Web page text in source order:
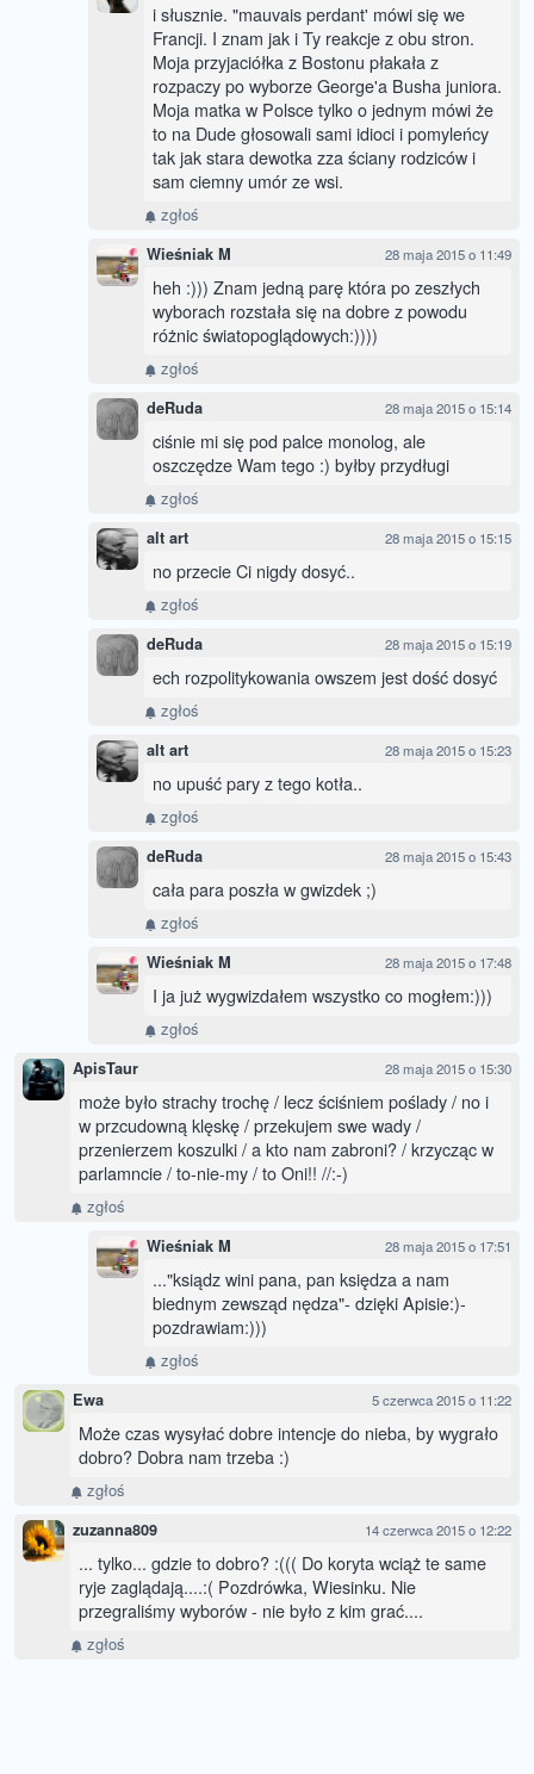
i słusznie. "mauvais perdant' mówi się we
Francji. I znam jak i Ty reakcje z obu stron.
Moja przyjaciółka z Bostonu płakała z
rozpaczy po wyborze George'a Busha juniora.
Moja matka w Polsce tylko o jednym mówi że
to na Dude głosowali sami idioci i pomyleńcy
tak jak stara dewotka zza ściany rodziców i
sam ciemny umór ze wsi.
zgłoś
Wieśniak M 28 maja 2015 o 11:49
heh :))) Znam jedną parę która po zeszłych
wyborach rozstała się na dobre z powodu
różnic światopoglądowych:))))
zgłoś
deRuda 28 maja 2015 o 15:14
ciśnie mi się pod palce monolog, ale
oszczędze Wam tego :) byłby przydługi
zgłoś
alt art 28 maja 2015 o 15:15
no przecie Ci nigdy dosyć..
zgłoś
deRuda 28 maja 2015 o 15:19
ech rozpolitykowania owszem jest dość dosyć
zgłoś
alt art 28 maja 2015 o 15:23
no upuść pary z tego kotła..
zgłoś
deRuda 28 maja 2015 o 15:43
cała para poszła w gwizdek ;)
zgłoś
Wieśniak M 28 maja 2015 o 17:48
I ja już wygwizdałem wszystko co mogłem:)))
zgłoś
ApisTaur 28 maja 2015 o 15:30
może było strachy trochę / lecz ściśniem poślady / no i
w przcudowną klęskę / przekujem swe wady /
przenierzem koszulki / a kto nam zabroni? / krzycząc w
parlamncie / to-nie-my / to Oni!! //:-)
zgłoś
Wieśniak M 28 maja 2015 o 17:51
..."ksiądz wini pana, pan księdza a nam
biednym zewsząd nędza"- dzięki Apisie:)-
pozdrawiam:)))
zgłoś
Ewa 5 czerwca 2015 o 11:22
Może czas wysyłać dobre intencje do nieba, by wygrało
dobro? Dobra nam trzeba :)
zgłoś
zuzanna809 14 czerwca 2015 o 12:22
... tylko... gdzie to dobro? :((( Do koryta wciąż te same
ryje zaglądają....:( Pozdrówka, Wiesinku. Nie
przegraliśmy wyborów - nie było z kim grać....
zgłoś